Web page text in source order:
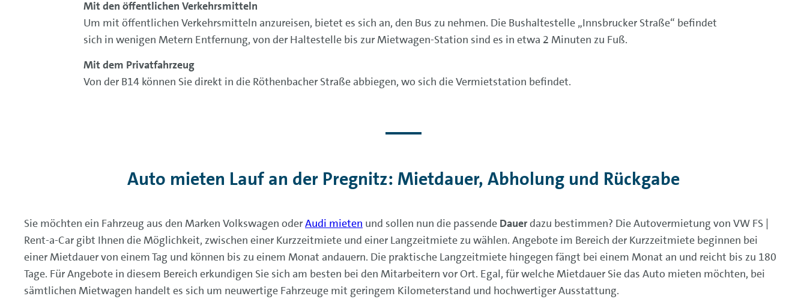
Mit den öffentlichen Verkehrsmitteln
Um mit öffentlichen Verkehrsmitteln anzureisen, bietet es sich an, den Bus zu nehmen. Die Bushaltestelle „Innsbrucker Straße“ befindet
sich in wenigen Metern Entfernung, von der Haltestelle bis zur Mietwagen-Station sind es in etwa 2 Minuten zu Fuß.
Mit dem Privatfahrzeug
Von der B14 können Sie direkt in die Röthenbacher Straße abbiegen, wo sich die Vermietstation befindet.
Auto mieten Lauf an der Pregnitz: Mietdauer, Abholung und Rückgabe
Sie möchten ein Fahrzeug aus den Marken Volkswagen oderAudi mieten und sollen nun die passende Dauerdazu bestimmen? Die Autovermietung von VW FS |
Rent-a-Car gibt Ihnen die Möglichkeit, zwischen einer Kurzzeitmiete und einer Langzeitmiete zu wählen. Angebote im Bereich der Kurzzeitmiete beginnen bei
einer Mietdauer von einem Tag und können bis zu einem Monat andauern. Die praktische Langzeitmiete hingegen fängt bei einem Monat an und reicht bis zu 180
Tage. Für Angebote in diesem Bereich erkundigen Sie sich am besten bei den Mitarbeitern vor Ort. Egal, für welche Mietdauer Sie das Auto mieten möchten, bei
sämtlichen Mietwagen handelt es sich um neuwertige Fahrzeuge mit geringem Kilometerstand und hochwertiger Ausstattung.